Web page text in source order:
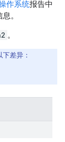
作系统报告中
。
。
差异：